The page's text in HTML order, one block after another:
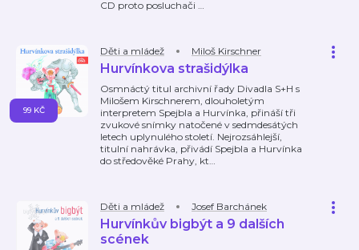
CD proto posluchači …
Děti a mládež Miloš Kirschner
Hurvínkova strašidýlka
Osmnáctý titul archivní řady Divadla S+H s
Milošem Kirschnerem, dlouholetým
interpretem Spejbla a Hurvínka, přináší tři
zvukové snímky natočené v sedmdesátých
letech uplynulého století. Nejrozsáhlejší,
titulní nahrávka, přivádí Spejbla a Hurvínka
do středověké Prahy, kt…
99 KČ
Děti a mládež Josef Barchánek
Hurvínkův bigbýt a 9 dalších
scének